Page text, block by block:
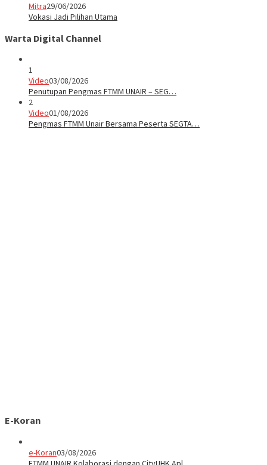
Mitra29/06/2026
Vokasi Jadi Pilihan Utama
Warta Digital Channel
1
Video03/08/2026
Penutupan Pengmas FTMM UNAIR – SEG…
2
Video01/08/2026
Pengmas FTMM Unair Bersama Peserta SEGTA…
E-Koran
e-Koran03/08/2026